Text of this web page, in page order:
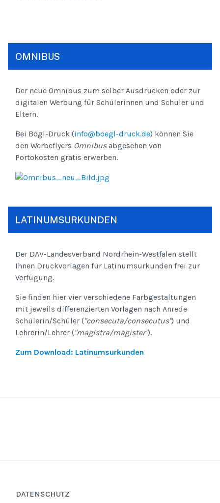
OMNIBUS
Der neue Omnibus zum selber Ausdrucken oder zur
digitalen Werbung für Schülerinnen und Schüler und
Eltern.
Bei Bögl-Druck (info@boegl-druck.de) können Sie
den Werbeflyers Omnibusabgesehen von
Portokosten gratis erwerben.
LATINUMSURKUNDEN
Der DAV-Landesverband Nordrhein-Westfalen stellt
Ihnen Druckvorlagen für Latinumsurkunden frei zur
Verfügung.
Sie finden hier vier verschiedene Farbgestaltungen
mit jeweils differenzierten Vorlagen nach Anrede
Schülerin/Schüler ("consecuta/consecutus") und
Lehrerin/Lehrer ("magistra/magister").
Zum Download: Latinumsurkunden
DATENSCHUTZ